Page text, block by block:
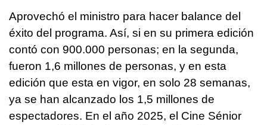
Aprovechó el ministro para hacer balance del
éxito del programa. Así, si en su primera edición
contó con 900.000 personas; en la segunda,
fueron 1,6 millones de personas, y en esta
edición que esta en vigor, en solo 28 semanas,
ya se han alcanzado los 1,5 millones de
espectadores. En el año 2025, el Cine Sénior